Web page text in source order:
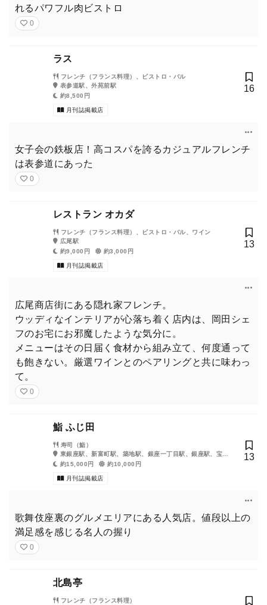
れるパワフル肉ビストロ
0
ラス
フレンチ（フランス料理）、ビストロ・バル
表参道駅、外苑前駅
約8,500円
月刊誌掲載店
16
女子会の鉄板店！高コスパを誇るカジュアルフレンチ
は表参道にあった
0
レストラン オカダ
フレンチ（フランス料理）、ビストロ・バル、ワイン
広尾駅
約9,000円
約3,000円
月刊誌掲載店
13
広尾商店街にある隠れ家フレンチ。
ウッディなインテリアが心落ち着く店内は、岡田シェ
フのお宅にお邪魔したような気分に。
メニューはその日届く食材から組み立て、何度通って
も飽きない。厳選ワインとのペアリングと共に味わっ
て。
0
鮨 ふじ田
寿司（鮨）
東銀座駅、新富町駅、築地駅、銀座一丁目駅、銀座駅、宝町
駅、築地市場駅、京橋駅、有楽町駅
約15,000円 約10,000円
月刊誌掲載店
13
歌舞伎座裏のグルメエリアにある人気店。値段以上の
満足感を感じる名人の握り
0
北島亭
フレンチ（フランス料理）